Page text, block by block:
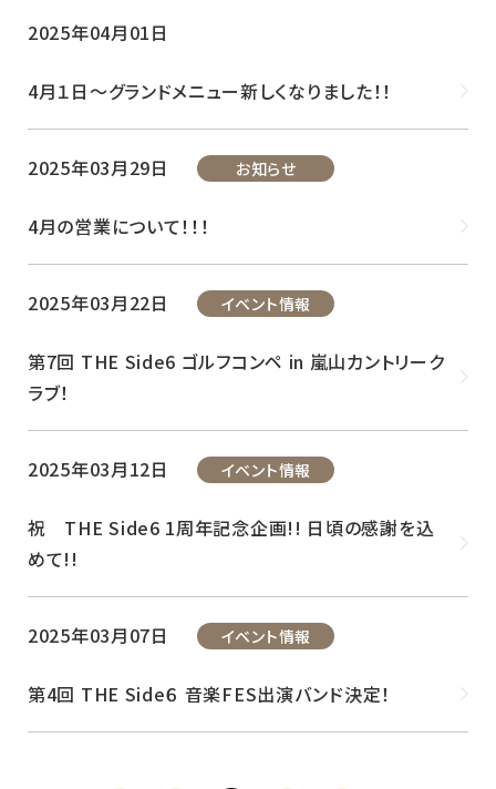
2025年04月01日
4月１日～グランドメニュー新しくなりました！！
2025年03月29日 お知らせ
4月の営業について！！！
2025年03月22日 イベント情報
第7回 THE Side6 ゴルフコンペ in 嵐山カントリーク
ラブ！
2025年03月12日 イベント情報
祝 THE Side6 1周年記念企画!! 日頃の感謝を込
めて!!
2025年03月07日 イベント情報
第4回 THE Side６ 音楽FES出演バンド決定！